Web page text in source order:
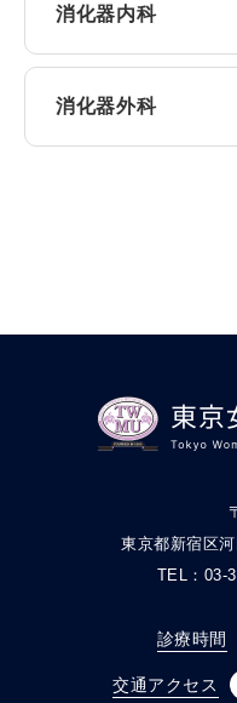
消化器内科
消化器外科
東京都新宿区
TEL： 03-
診療時間
交通アクセス